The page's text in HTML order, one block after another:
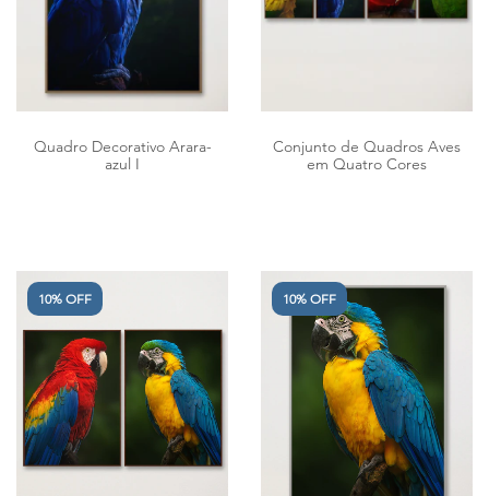
Quadro Decorativo Arara-
azul I
Conjunto de Quadros Aves
em Quatro Cores
10% OFF 10% OFF